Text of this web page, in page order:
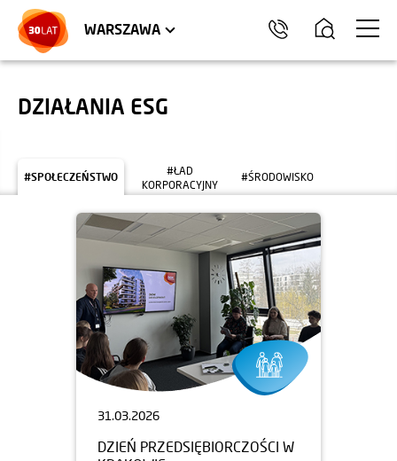
WARSZAWA
HEL
DZIAŁANIA ESG
#SPOŁECZEŃSTWO
#ŁAD
KORPORACYJNY
#ŚRODOWISKO
31.03.2026
DZIEŃ PRZEDSIĘBIORCZOŚCI W